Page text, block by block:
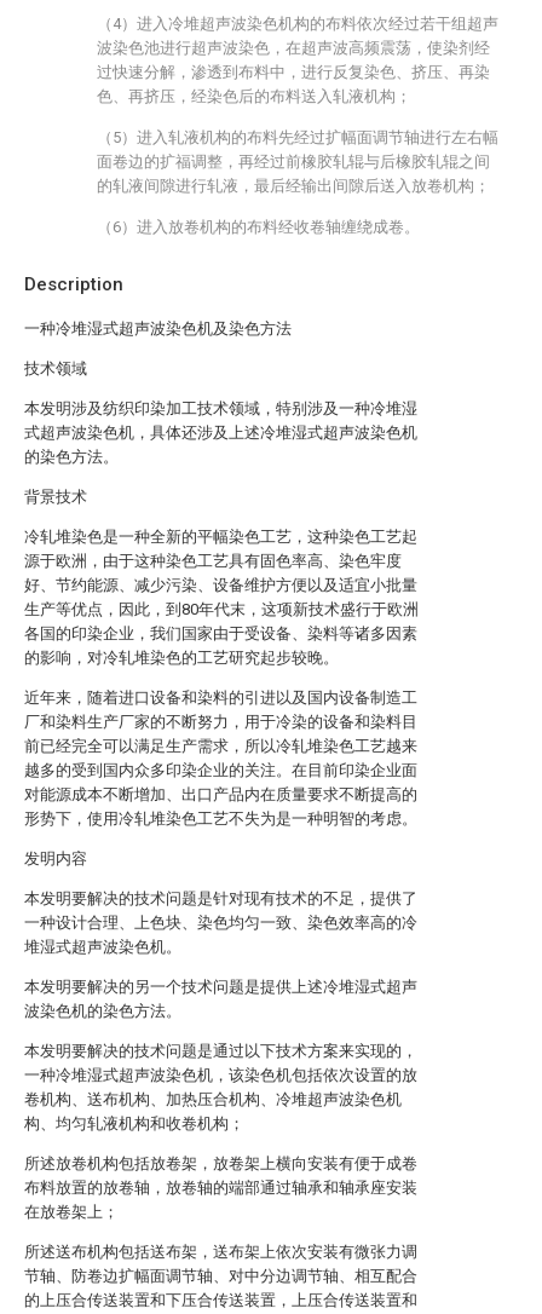
Description
一种冷堆湿式超声波染色机及染色方法
技术领域
本发明涉及纺织印染加工技术领域，特别涉及一种冷堆湿
式超声波染色机，具体还涉及上述冷堆湿式超声波染色机
的染色方法。
背景技术
冷轧堆染色是一种全新的平幅染色工艺，这种染色工艺起
源于欧洲，由于这种染色工艺具有固色率高、染色牢度
好、节约能源、减少污染、设备维护方便以及适宜小批量
生产等优点，因此，到80年代末，这项新技术盛行于欧洲
各国的印染企业，我们国家由于受设备、染料等诸多因素
的影响，对冷轧堆染色的工艺研究起步较晚。
近年来，随着进口设备和染料的引进以及国内设备制造工
厂和染料生产厂家的不断努力，用于冷染的设备和染料目
前已经完全可以满足生产需求，所以冷轧堆染色工艺越来
越多的受到国内众多印染企业的关注。在目前印染企业面
对能源成本不断增加、出口产品内在质量要求不断提高的
形势下，使用冷轧堆染色工艺不失为是一种明智的考虑。
发明内容
本发明要解决的技术问题是针对现有技术的不足，提供了
一种设计合理、上色块、染色均匀一致、染色效率高的冷
堆湿式超声波染色机。
本发明要解决的另一个技术问题是提供上述冷堆湿式超声
波染色机的染色方法。
本发明要解决的技术问题是通过以下技术方案来实现的，
一种冷堆湿式超声波染色机，该染色机包括依次设置的放
卷机构、送布机构、加热压合机构、冷堆超声波染色机
构、均匀轧液机构和收卷机构；
所述放卷机构包括放卷架，放卷架上横向安装有便于成卷
布料放置的放卷轴，放卷轴的端部通过轴承和轴承座安装
在放卷架上；
所述送布机构包括送布架，送布架上依次安装有微张力调
节轴、防卷边扩幅面调节轴、对中分边调节轴、相互配合
的上压合传送装置和下压合传送装置，上压合传送装置和
（4）进入冷堆超声波染色机构的布料依次经过若干组超声
波染色池进行超声波染色，在超声波高频震荡，使染剂经
过快速分解，渗透到布料中，进行反复染色、挤压、再染
色、再挤压，经染色后的布料送入轧液机构；
（5）进入轧液机构的布料先经过扩幅面调节轴进行左右幅
面卷边的扩福调整，再经过前橡胶轧辊与后橡胶轧辊之间
的轧液间隙进行轧液，最后经输出间隙后送入放卷机构；
（6）进入放卷机构的布料经收卷轴缠绕成卷。